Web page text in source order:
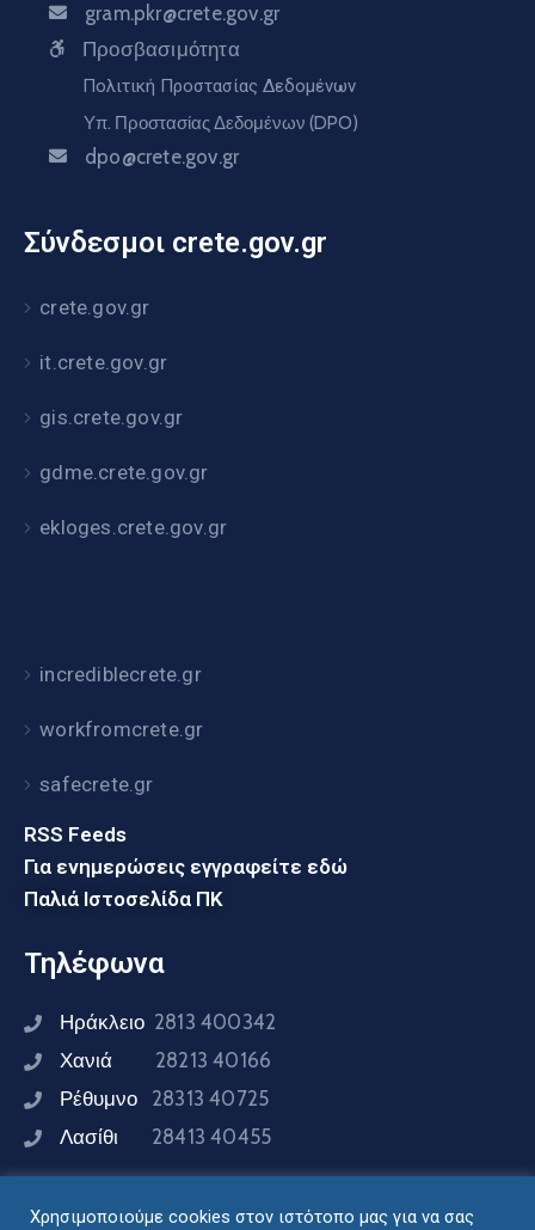
gram.pkr@crete.gov.gr
Προσβασιμότητα
Πολιτική Προστασίας Δεδομένων
Υπ. Προστασίας Δεδομένων (DPO)
dpo@crete.gov.gr
Σύνδεσμοι crete.gov.gr
crete.gov.gr
it.crete.gov.gr
gis.crete.gov.gr
gdme.crete.gov.gr
ekloges.crete.gov.gr
incrediblecrete.gr
workfromcrete.gr
safecrete.gr
RSS Feeds
Για ενημερώσεις εγγραφείτε εδώ
Παλιά Ιστοσελίδα ΠΚ
Τηλέφωνα
Ηράκλειο 2813 400342
Χανιά 28213 40166
Ρέθυμνο 28313 40725
Λασίθι 28413 40455
Χρησιμοποιούμε cookies στον ιστότοπο μας για να σας